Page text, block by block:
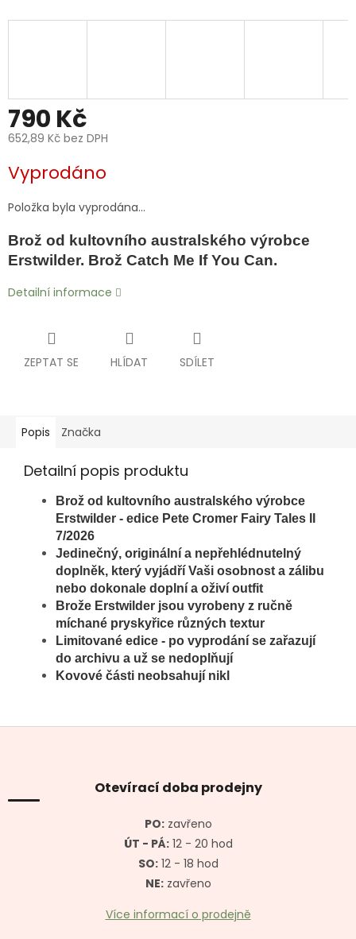
790 Kč
652,89 Kč bez DPH
cena:
Vyprodáno
Položka byla vyprodána…
Brož od kultovního australského výrobce
Erstwilder. Brož Catch Me If You Can.
Detailní informace
ZEPTAT SE HLÍDAT SDÍLET
Popis Značka
Detailní popis produktu
Brož od kultovního australského výrobce
Erstwilder - edice Pete Cromer Fairy Tales II
7/2026
Jedinečný, originální a nepřehlédnutelný
doplněk, který vyjádří Vaši osobnost a zálibu
nebo dokonale doplní a oživí outfit
Brože Erstwilder jsou vyrobeny z ručně
míchané pryskyřice různých textur
Limitované edice - po vyprodání se zařazují
do archivu a už se nedoplňují
Kovové části neobsahují nikl
Z
Otevírací doba prodejny
PO:zavřeno
ÚT - PÁ:12 - 20 hod
SO:12 - 18 hod
NE:zavřeno
Více informací o prodejně